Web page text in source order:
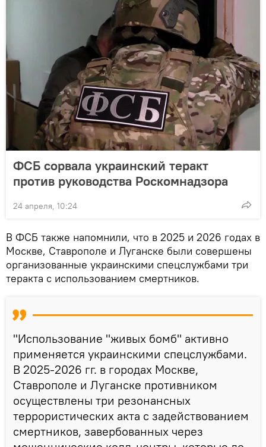
ФСБ сорвала украинский теракт
против руководства Роскомнадзора
24 апреля, 10:24
В ФСБ также напомнили, что в 2025 и 2026 годах в
Москве, Ставрополе и Луганске были совершены
организованные украинскими спецслужбами три
теракта с использованием cмертников.
"Использование "живых бомб" активно
применяется украинскими спецслужбами.
В 2025-2026 гг. в городах Москве,
Ставрополе и Луганске противником
осуществлены три резонансных
террористических акта с задействованием
смертников, завербованных через